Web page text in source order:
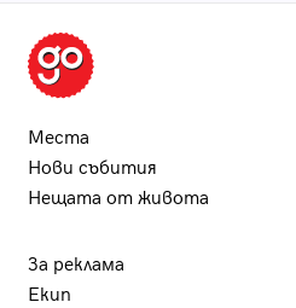
Места
Нови събития
Нещата от живота
За реклама
Екип